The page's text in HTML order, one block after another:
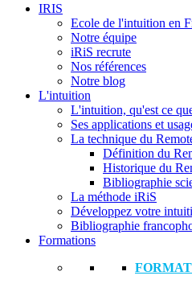
IRIS
Ecole de l'intuition en
Notre équipe
iRiS recrute
Nos références
Notre blog
L'intuition
L'intuition, qu'est ce
Ses applications et
La technique du
Définition du
Historique du
Bibliographie
La méthode iRiS
Développez votre
Bibliographie
Formations